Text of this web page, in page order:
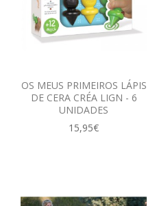
OS MEUS PRIMEIROS LÁPIS
DE CERA CRÉA LIGN - 6
UNIDADES
15,95€